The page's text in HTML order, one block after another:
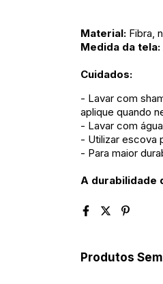
Material: Fibra,
Medida da tela:
Cuidados:
- Lavar com
aplique quando
- Lavar com
- Utilizar escova
- Para maior
A durabilidade
Produtos